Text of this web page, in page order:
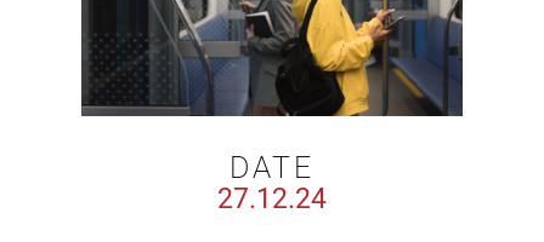
DATE
27.12.24